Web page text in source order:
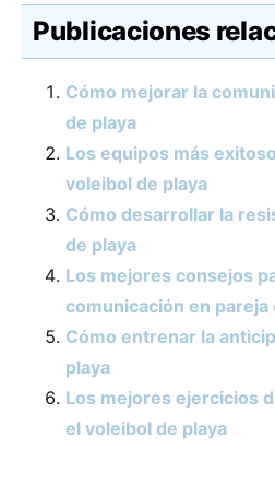
Publicaciones
Cómo mejorar la
de playa
Los equipos más
voleibol de playa
Cómo desarrollar la
de playa
Los mejores consejos
comunicación en pareja
Cómo entrenar la
playa
Los mejores ejercicios
el voleibol de playa